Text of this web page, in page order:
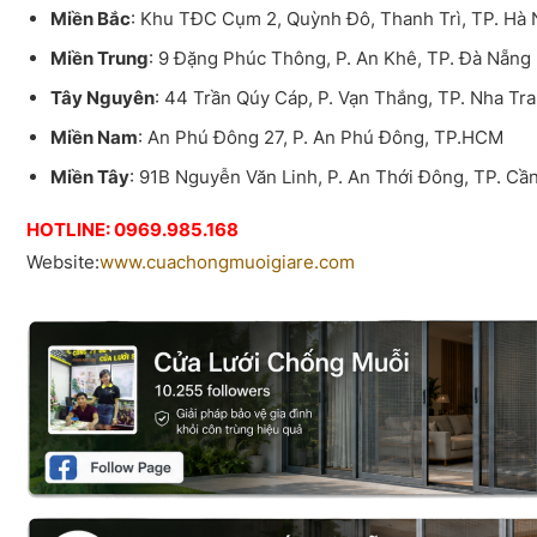
Miền Bắc: Khu TĐC Cụm 2, Quỳnh Đô, Thanh Trì, TP. Hà
Miền Trung: 9 Đặng Phúc Thông, P. An Khê, TP. Đà Nẵng
Tây Nguyên: 44 Trần Qúy Cáp, P. Vạn Thắng, TP. Nha
Miền Nam: An Phú Đông 27, P. An Phú Đông, TP.HCM
Miền Tây: 91B Nguyễn Văn Linh, P. An Thới Đông, TP.
HOTLINE: 0969.985.168
Website:www.cuachongmuoigiare.com